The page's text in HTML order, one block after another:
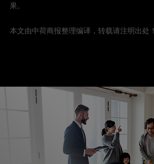
果。
本文由中荷商报整理编译，转载请注明出处！